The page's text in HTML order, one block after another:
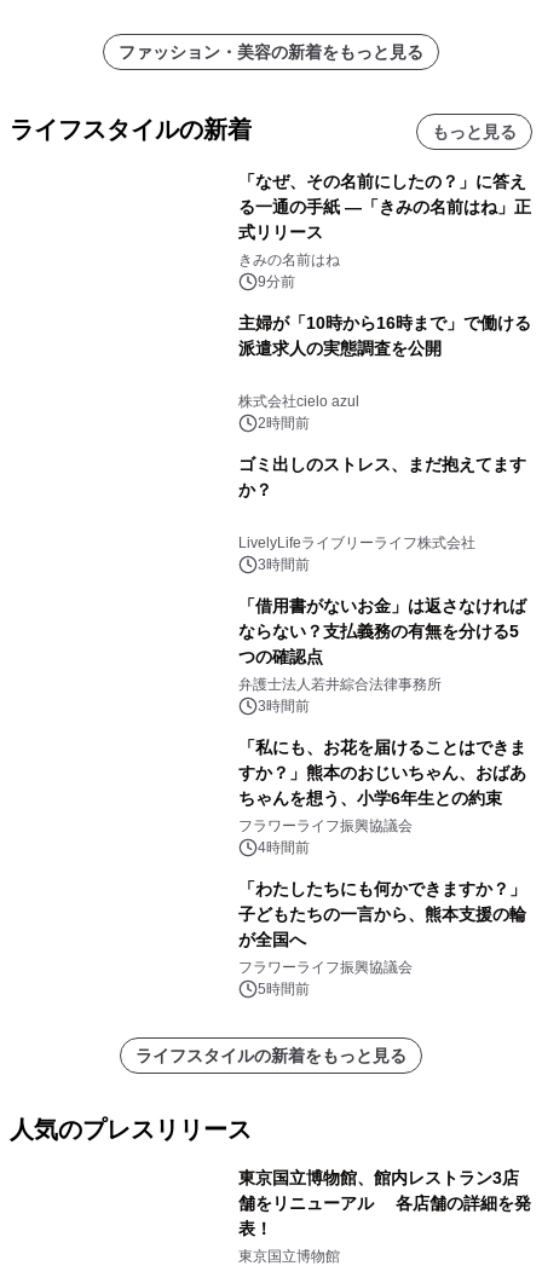
ファッション・美容の新着をもっと見る
ライフスタイルの新着 もっと見る
「なぜ、その名前にしたの？」に答え
る一通の手紙 ―「きみの名前はね」正
式リリース
きみの名前はね
9分前
主婦が「10時から16時まで」で働ける
派遣求人の実態調査を公開
株式会社cielo azul
2時間前
ゴミ出しのストレス、まだ抱えてます
か？
LivelyLifeライブリーライフ株式会社
3時間前
「借用書がないお金」は返さなければ
ならない？支払義務の有無を分ける5
つの確認点
弁護士法人若井綜合法律事務所
3時間前
「私にも、お花を届けることはできま
すか？」熊本のおじいちゃん、おばあ
ちゃんを想う、小学6年生との約束
フラワーライフ振興協議会
4時間前
「わたしたちにも何かできますか？」
子どもたちの一言から、熊本支援の輪
が全国へ
フラワーライフ振興協議会
5時間前
ライフスタイルの新着をもっと見る
人気のプレスリリース
東京国立博物館、館内レストラン3店
舗をリニューアル 各店舗の詳細を発
表！
東京国立博物館